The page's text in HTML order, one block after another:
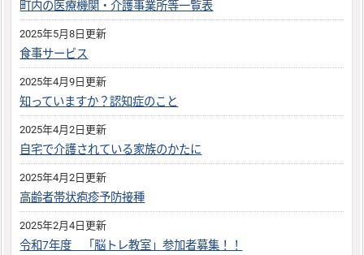
町内の医療機関・介護事業所等一覧表
2025年5月8日更新
食事サービス
2025年4月9日更新
知っていますか？認知症のこと
2025年4月2日更新
自宅で介護されている家族のかたに
2025年4月2日更新
高齢者帯状疱疹予防接種
2025年2月4日更新
令和7年度 「脳トレ教室」参加者募集！！